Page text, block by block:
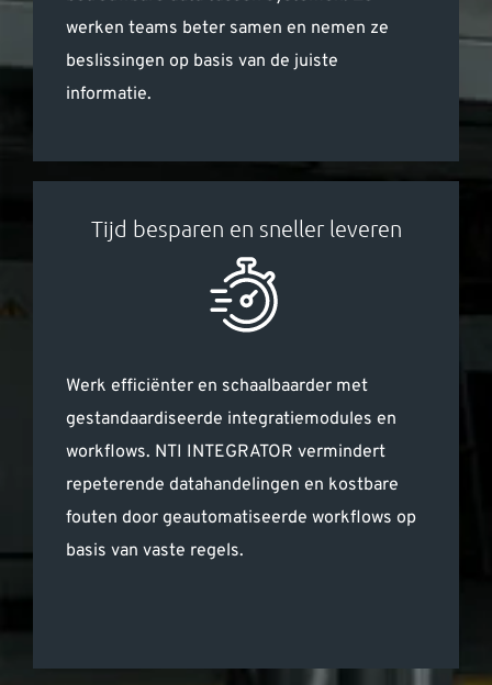
werken teams beter samen en nemen ze
beslissingen op basis van de juiste
informatie.
Tijd besparen en sneller leveren
Werk efficiënter en schaalbaarder met
gestandaardiseerde integratiemodules en
workflows. NTI INTEGRATOR vermindert
repeterende datahandelingen en kostbare
fouten door geautomatiseerde workflows op
basis van vaste regels.